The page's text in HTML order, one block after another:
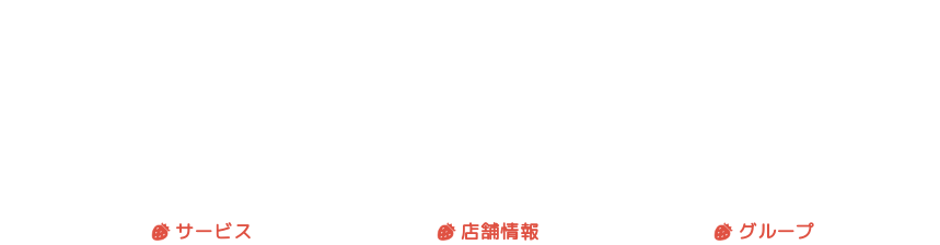
サービス 店舗情報 グループ